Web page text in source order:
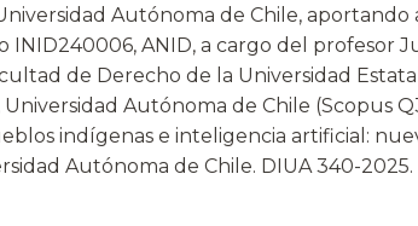
Autónoma de Chile,
INID240006, ANID, a cargo del profesor
de Derecho de la Universidad
Autónoma de Chile (Scopus
indígenas e inteligencia artificial:
Autónoma de Chile. DIUA 340-